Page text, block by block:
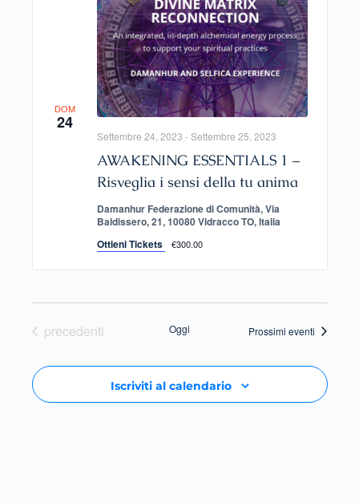
DOM
24
AWAKENING ESSENTIALS 1 –
Risveglia i sensi della tu anima
Settembre 24, 2023 -Settembre 25, 2023
Damanhur Federazione di Comunità, Via
Baldissero, 21, 10080 Vidracco TO, Italia
Ottieni Tickets
€300.00
Eventi
precedenti Oggi Prossimi eventi
Iscriviti al calendario